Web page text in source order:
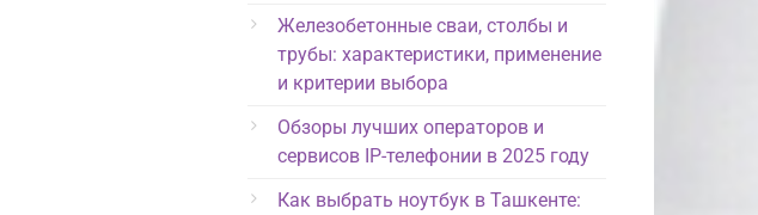
Железобетонные сваи, столбы и
трубы: характеристики, применение
и критерии выбора
Обзоры лучших операторов и
сервисов IP-телефонии в 2025 году
Как выбрать ноутбук в Ташкенте: